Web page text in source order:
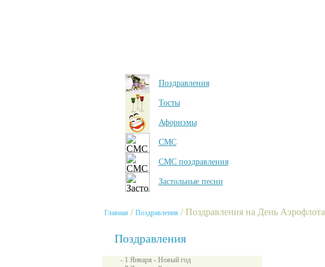
Поздравления
Тосты
Афоризмы
СМС
СМС поздравления
Застольные песни
Главная / Поздравления / Поздравления на День Аэрофлота
Поздравления
- 1 Января - Новый год